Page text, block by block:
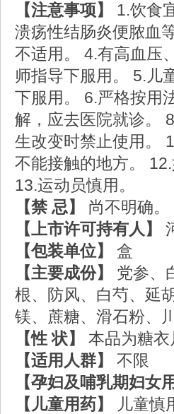
【注意事项】
1.饮食
溃疡性结肠炎便脓血
不适用。 4.有高血压
师指导下服用。 5.儿
下服用。 6.严格按用
解，应去医院就诊。
生改变时禁止使用。
不能接触的地方。
13.运动员慎用。
【禁 忌】
尚不明确。
【上市许可持有人】
【包装单位】
盒
【主要成份】
党参、
根、防风、白芍、延
镁、蔗糖、滑石粉、
【性 状】
本品为糖
【适用人群】
不限
【孕妇及哺乳期妇女
【儿童用药】
儿童慎